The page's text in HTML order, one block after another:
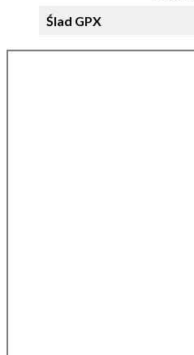
Ślad GPX